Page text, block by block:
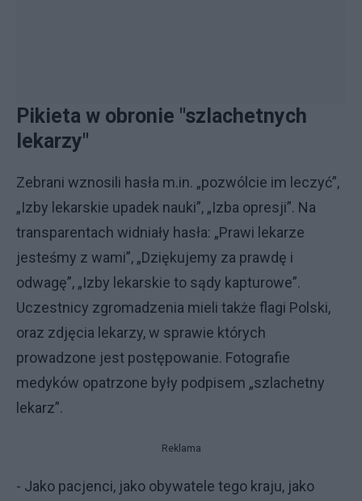
Pikieta w obronie "szlachetnych
lekarzy"
Zebrani wznosili hasła m.in. „pozwólcie im leczyć”,
„Izby lekarskie upadek nauki”, „Izba opresji”. Na
transparentach widniały hasła: „Prawi lekarze
jesteśmy z wami”, „Dziękujemy za prawdę i
odwagę”, „Izby lekarskie to sądy kapturowe”.
Uczestnicy zgromadzenia mieli także flagi Polski,
oraz zdjęcia lekarzy, w sprawie których
prowadzone jest postępowanie. Fotografie
medyków opatrzone były podpisem „szlachetny
lekarz”.
Reklama
- Jako pacjenci, jako obywatele tego kraju, jako